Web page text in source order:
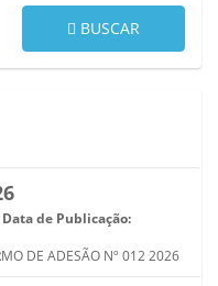
BUSCAR
Data de Publicação:
DE ADESÃO Nº 012 2026